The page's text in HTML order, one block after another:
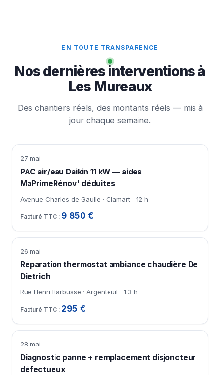
EN TOUTE TRANSPARENCE
Nos dernières interventions à
Les Mureaux
Des chantiers réels, des montants réels — mis à
jour chaque semaine.
27 mai
PAC air/eau Daikin 11 kW — aides
MaPrimeRénov' déduites
Avenue Charles de Gaulle · Clamart 12 h
9 850 €
26 mai
Réparation thermostat ambiance chaudière De
Dietrich
Rue Henri Barbusse · Argenteuil 1.3 h
295 €
28 mai
Diagnostic panne + remplacement disjoncteur
défectueux